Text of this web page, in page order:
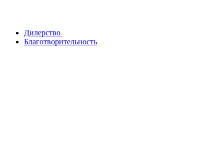
Дилерство
Благотворительность